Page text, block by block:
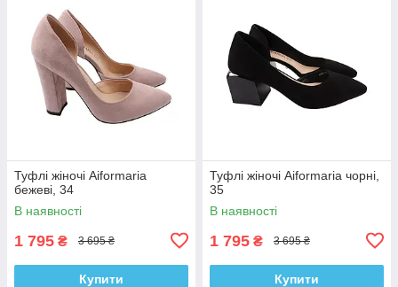
Туфлі жіночі Aiformaria
бежеві, 34
В наявності
1 795 ₴ 3 695 ₴
Купити
Туфлі жіночі Aiformaria чорні,
35
В наявності
1 795 ₴ 3 695 ₴
Купити